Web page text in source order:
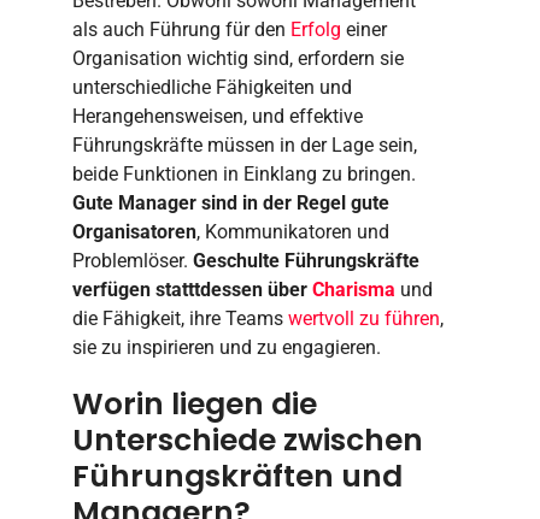
als auch Führung für den Erfolg einer
Organisation wichtig sind, erfordern sie
unterschiedliche Fähigkeiten und
Herangehensweisen, und effektive
Führungskräfte müssen in der Lage sein,
beide Funktionen in Einklang zu bringen.
Gute Manager sind in der Regel gute
Organisatoren, Kommunikatoren und
Problemlöser. Geschulte Führungskräfte
verfügen statttdessen über Charisma und
die Fähigkeit, ihre Teams wertvoll zu führen,
sie zu inspirieren und zu engagieren.
Worin liegen die
Unterschiede zwischen
Führungskräften und